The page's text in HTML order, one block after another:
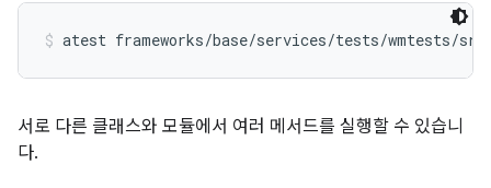
atest frameworks/base/services/tests/wmtests/src/
서로 다른 클래스와 모듈에서 여러 메서드를 실행할 수 있습니
다.